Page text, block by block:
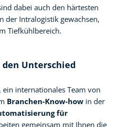
dabei auch den härtesten
der Intralogistik gewachsen,
Tiefkühlbereich.
Unterschied
internationales Team von
Branchen-Know-how in der
für
gemeinsam mit Ihnen die